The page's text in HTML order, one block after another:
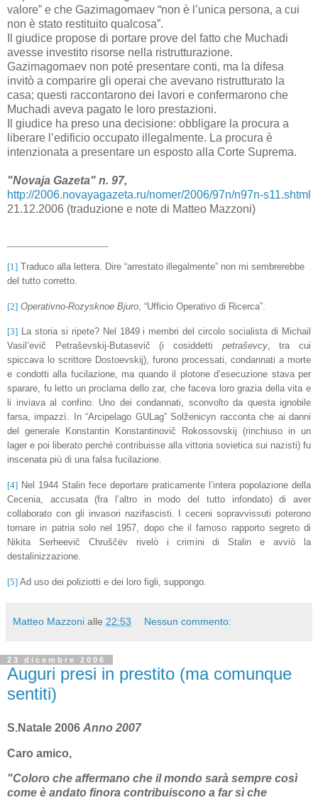
valore” e che Gazimagomaev “non è l’unica persona, a cui
non è stato restituito qualcosa”.
Il giudice propose di portare prove del fatto che Muchadi
avesse investito risorse nella ristrutturazione.
Gazimagomaev non poté presentare conti, ma la difesa
invitò a comparire gli operai che avevano ristrutturato la
casa; questi raccontarono dei lavori e confermarono che
Muchadi aveva pagato le loro prestazioni.
Il giudice ha preso una decisione: obbligare la procura a
liberare l’edificio occupato illegalmente. La procura è
intenzionata a presentare un esposto alla Corte Suprema.
"Novaja Gazeta" n. 97,
http://2006.novayagazeta.ru/nomer/2006/97n/n97n-s11.shtml
21.12.2006 (traduzione e note di Matteo Mazzoni)
[1] Traduco alla lettera. Dire “arrestato illegalmente” non mi sembrerebbe
del tutto corretto.
[2] Operativno-Rozysknoe Bjuro , “Ufficio Operativo di Ricerca”.
[3] La storia si ripete? Nel 1849 i membri del circolo socialista di Michail
Vasil’evič Petraševskij-Butasevič (i cosiddetti petraševcy, tra cui
spiccava lo scrittore Dostoevskij), furono processati, condannati a morte
e condotti alla fucilazione, ma quando il plotone d’esecuzione stava per
sparare, fu letto un proclama dello zar, che faceva loro grazia della vita e
li inviava al confino. Uno dei condannati, sconvolto da questa ignobile
farsa, impazzì. In “Arcipelago GULag” Solženicyn racconta che ai danni
del generale Konstantin Konstantinovič Rokossovskij (rinchiuso in un
lager e poi liberato perché contribuisse alla vittoria sovietica sui nazisti) fu
inscenata più di una falsa fucilazione.
[4] Nel 1944 Stalin fece deportare praticamente l’intera popolazione della
Cecenia, accusata (fra l’altro in modo del tutto infondato) di aver
collaborato con gli invasori nazifascisti. I ceceni sopravvissuti poterono
tornare in patria solo nel 1957, dopo che il famoso rapporto segreto di
Nikita Serheevič Chruščëv rivelò i crimini di Stalin e avviò la
destalinizzazione.
[5] Ad uso dei poliziotti e dei loro figli, suppongo.
Matteo Mazzoni alle 22:53 Nessun commento:
23 dicembre 2006
Auguri presi in prestito (ma comunque
sentiti)
S.Natale 2006 Anno 2007
Caro amico,
"Coloro che affermano che il mondo sarà sempre così
come è andato finora contribuiscono a far sì che